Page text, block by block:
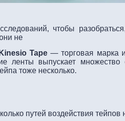
чтобы
не
Kinesio Tape — торговая марка
ленты выпускает
тоже несколько.
путей воздействия тейпов